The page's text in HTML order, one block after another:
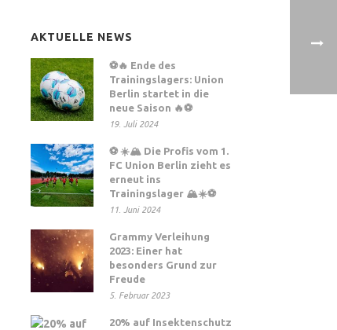
AKTUELLE NEWS
⚽️🔥 Ende des
Trainingslagers: Union
Berlin startet in die
neue Saison 🔥⚽️
19. Juli 2024
⚽ ☀️🏔️ Die Profis vom 1.
FC Union Berlin zieht es
erneut ins
Trainingslager 🏔️☀️⚽
11. Juni 2024
Grammy Verleihung
2023: Einer hat
besonders Grund zur
Freude
5. Februar 2023
20% auf Insektenschutz